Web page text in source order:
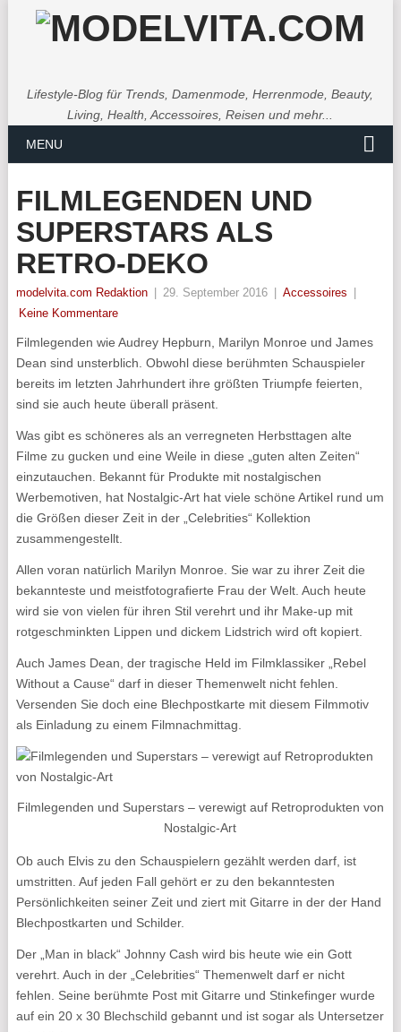
Lifestyle-Blog für Trends, Damenmode, Herrenmode, Beauty,
Living, Health, Accessoires, Reisen und mehr...
MENU
FILMLEGENDEN UND
SUPERSTARS ALS
RETRO-DEKO
modelvita.com Redaktion 29. September 2016 Accessoires
Keine Kommentare
Filmlegenden wie Audrey Hepburn, Marilyn Monroe und James
Dean sind unsterblich. Obwohl diese berühmten Schauspieler
bereits im letzten Jahrhundert ihre größten Triumpfe feierten,
sind sie auch heute überall präsent.
Was gibt es schöneres als an verregneten Herbsttagen alte
Filme zu gucken und eine Weile in diese „guten alten Zeiten“
einzutauchen. Bekannt für Produkte mit nostalgischen
Werbemotiven, hat Nostalgic-Art hat viele schöne Artikel rund um
die Größen dieser Zeit in der „Celebrities“ Kollektion
zusammengestellt.
Allen voran natürlich Marilyn Monroe. Sie war zu ihrer Zeit die
bekannteste und meistfotografierte Frau der Welt. Auch heute
wird sie von vielen für ihren Stil verehrt und ihr Make-up mit
rotgeschminkten Lippen und dickem Lidstrich wird oft kopiert.
Auch James Dean, der tragische Held im Filmklassiker „Rebel
Without a Cause“ darf in dieser Themenwelt nicht fehlen.
Versenden Sie doch eine Blechpostkarte mit diesem Filmmotiv
als Einladung zu einem Filmnachmittag.
Filmlegenden und Superstars – verewigt auf Retroprodukten von
Nostalgic-Art
Ob auch Elvis zu den Schauspielern gezählt werden darf, ist
umstritten. Auf jeden Fall gehört er zu den bekanntesten
Persönlichkeiten seiner Zeit und ziert mit Gitarre in der der Hand
Blechpostkarten und Schilder.
Der „Man in black“ Johnny Cash wird bis heute wie ein Gott
verehrt. Auch in der „Celebrities“ Themenwelt darf er nicht
fehlen. Seine berühmte Post mit Gitarre und Stinkefinger wurde
auf ein 20 x 30 Blechschild gebannt und ist sogar als Untersetzer